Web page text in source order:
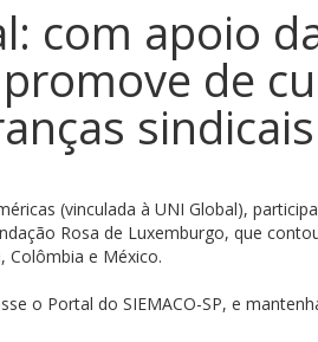
com apoio
promove de
sindicais
(vinculada à UNI Global),
Rosa de Luxemburgo, que
Colômbia e México.
o Portal do SIEMACO-SP, e